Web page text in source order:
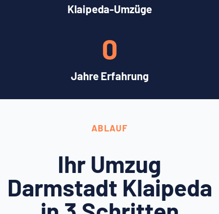
Klaipeda-Umzüge
Jahre Erfahrung
0
ABLAUF
Ihr Umzug
Darmstadt Klaipeda